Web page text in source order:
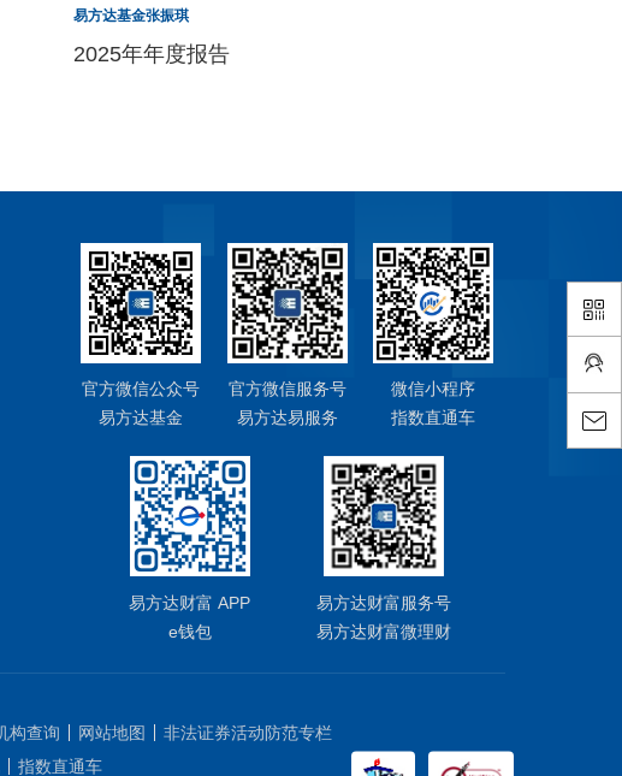
易方达基金张振琪
2025年年度报告
官方微信公众号
易方达基金
官方微信服务号
易方达易服务
微信小程序
指数直通车
易方达财富 APP
e钱包
易方达财富服务号
易方达财富微理财
构查询 网站地图
非法证券活动防范专栏
指数直通车